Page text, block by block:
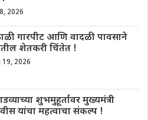
2026
गारपीट आणि वादळी पावसाने
शेतकरी चिंतेत !
2026
शुभमुहूर्तावर मुख्यमंत्री
यांचा महत्वाचा संकल्प !